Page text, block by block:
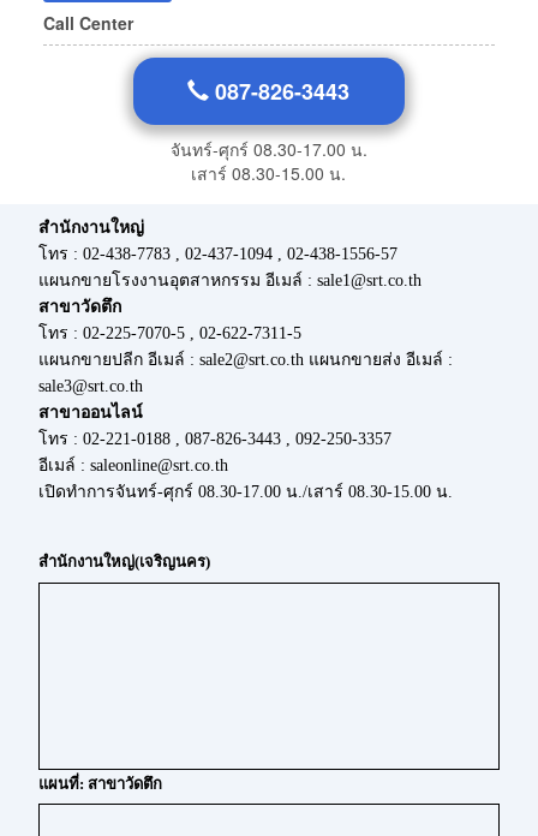
Call Center
087-826-3443
จันทร์-ศุกร์ 08.30-17.00 น.
เสาร์ 08.30-15.00 น.
สำนักงานใหญ่
โทร : 02-438-7783 , 02-437-1094 , 02-438-1556-57
แผนกขายโรงงานอุตสาหกรรม อีเมล์ : sale1@srt.co.th
สาขาวัดตึก
โทร : 02-225-7070-5 , 02-622-7311-5
แผนกขายปลีก อีเมล์ : sale2@srt.co.th แผนกขายส่ง อีเมล์ :
sale3@srt.co.th
สาขาออนไลน์
โทร : 02-221-0188 , 087-826-3443 , 092-250-3357
อีเมล์ : saleonline@srt.co.th
เปิดทำการจันทร์-ศุกร์ 08.30-17.00 น./เสาร์ 08.30-15.00 น.
สำนักงานใหญ่(เจริญนคร)
แผนที่: สาขาวัดตึก